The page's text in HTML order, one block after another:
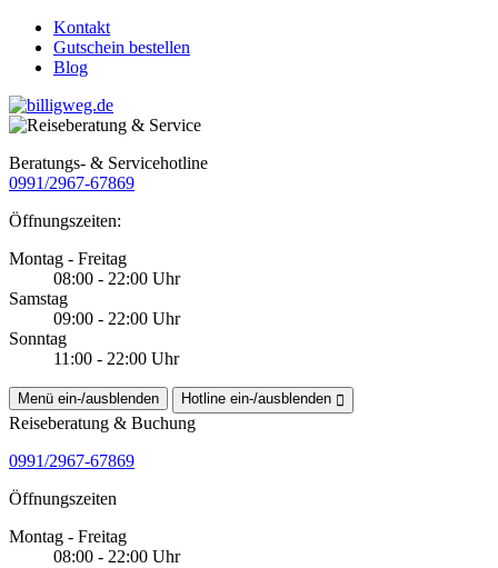
Kontakt
Gutschein bestellen
Blog
Beratungs- & Servicehotline
0991/2967-67869
Öffnungszeiten:
Montag - Freitag
08:00 - 22:00 Uhr
Samstag
09:00 - 22:00 Uhr
Sonntag
11:00 - 22:00 Uhr
Menü ein-/ausblenden Hotline ein-/ausblenden
Reiseberatung & Buchung
0991/2967-67869
Öffnungszeiten
Montag - Freitag
08:00 - 22:00 Uhr